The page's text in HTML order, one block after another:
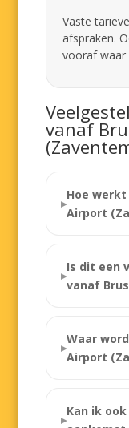
Vaste
afspraken.
vooraf waar
vanaf
Hoe
Airport
Is dit een
vanaf
Waar
Airport
Kan ik